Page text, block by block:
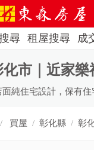
尋 租屋搜尋 成
化市｜近家
買屋 彰化縣 彰